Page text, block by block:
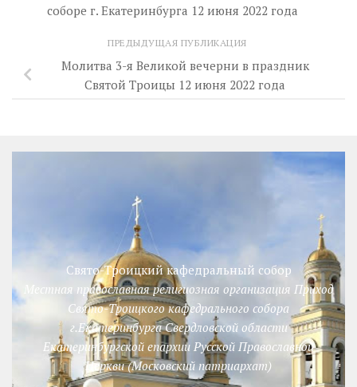
соборе г. Екатеринбурга 12 июня 2022 года
ПРЕДЫДУЩАЯ ПУБЛИКАЦИЯ
Молитва 3-я Великой вечерни в праздник
Святой Троицы 12 июня 2022 года
Свято-Троицкий кафедральный собор
Местная православная религиозная организация Приход
Свято-Троицкого кафедрального собора
г.Екатеринбурга Свердловской области
Екатеринбургской епархии Русской Православной
Церкви (Московский патриархат)